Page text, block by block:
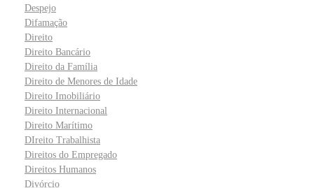
Despejo
Difamação
Direito
Direito Bancário
Direito da Família
Direito de Menores de Idade
Direito Imobiliário
Direito Internacional
Direito Marítimo
DIreito Trabalhista
Direitos do Empregado
Direitos Humanos
Divórcio